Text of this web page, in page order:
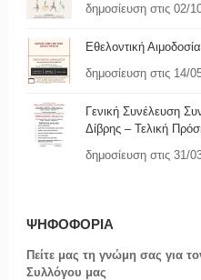
δημοσίευση στις 02/
Εθελοντική
δημοσίευση στις 14/
Γενική Συνέλευση
Δίβρης – Τελική
δημοσίευση στις 31/
ΨΗΦΟΦΟΡΙΑ
Πείτε μας τη γνώμη σας για
Συλλόγου μας